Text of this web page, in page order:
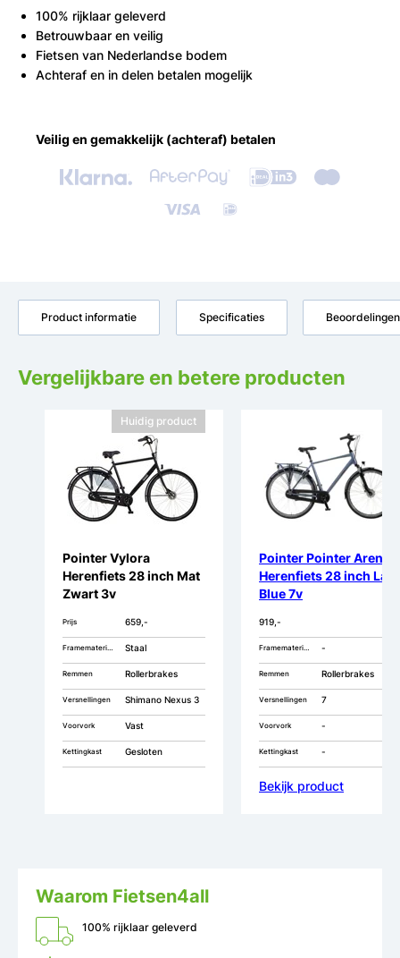
100% rijklaar geleverd
Betrouwbaar en veilig
Fietsen van Nederlandse bodem
Achteraf en in delen betalen mogelijk
Veilig en gemakkelijk (achteraf) betalen
Product informatie Specificaties Beoordelingen
Vergelijkbare en betere producten
Huidig product
Pointer Vylora
Herenfiets 28 inch Mat
Zwart 3v
Prijs 659,-
Framemateriaal Staal
Remmen Rollerbrakes
Versnellingen Shimano Nexus 3
Voorvork Vast
Kettingkast Gesloten
Pointer Pointer Arena
Herenfiets 28 inch
Blue 7v
919,-
Framemateriaal -
Remmen Rollerbrakes
Versnellingen 7
Voorvork -
Kettingkast -
Bekijk product
Waarom Fietsen4all
100% rijklaar geleverd